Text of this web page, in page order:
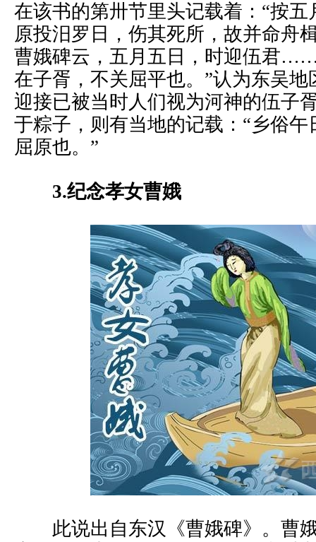
在该书的第卅节里头记载着：“按
原投汨罗日，伤其死所，故并命
曹娥碑云，五月五日，时迎伍君
在子胥，不关屈平也。”认为东吴
迎接已被当时人们视为河神的伍子
于粽子，则有当地的记载：“乡俗
屈原也。”
3.纪念孝女曹娥
此说出自东汉《曹娥碑》。曹